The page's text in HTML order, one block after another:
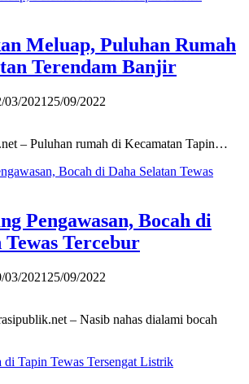
Meluap, Puluhan Rumah
Terendam Banjir
03/2021 25/09/2022
– Puluhan rumah di Kecamatan Tapin…
Pengawasan, Bocah di
Tewas Tercebur
03/2021 25/09/2022
– Nasib nahas dialami bocah